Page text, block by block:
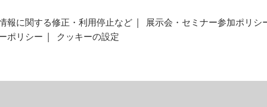
報に関する修正・利用停止など
展示会・セミナー参加ポリシ
ポリシー
クッキーの設定